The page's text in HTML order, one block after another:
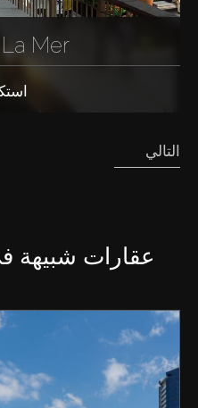
Mer
التالي
عقارات شبيهة